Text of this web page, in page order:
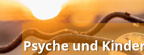
Psyche und